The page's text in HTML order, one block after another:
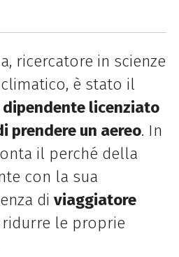
ricercatore in scienze
è stato il
licenziato
prendere un aereo. In
il perché della
con la sua
di viaggiatore
le proprie